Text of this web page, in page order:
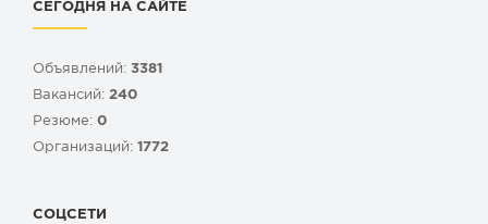
СЕГОДНЯ НА САЙТЕ
Объявлений: 3381
Вакансий: 240
Резюме: 0
Организаций: 1772
СОЦСЕТИ